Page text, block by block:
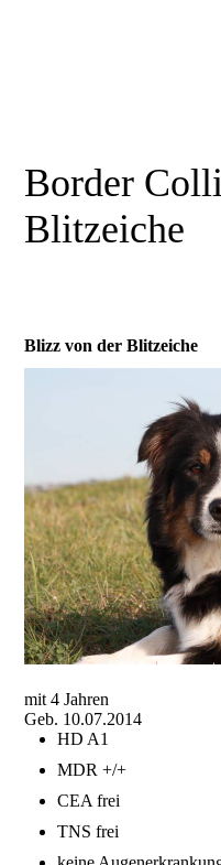
Border
Blitzeiche
Blizz von der Blitzeiche
mit 4 Jahren
Geb. 10.07.2014
HD A1
MDR +/+
CEA frei
TNS frei